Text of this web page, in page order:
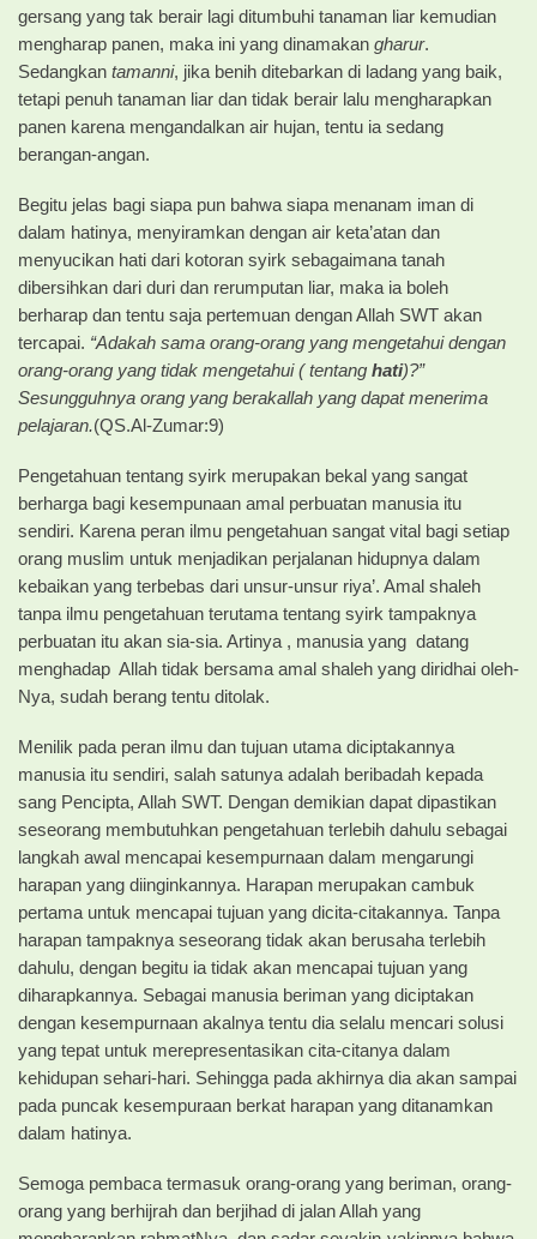
gersang yang tak berair lagi ditumbuhi tanaman liar kemudian
mengharap panen, maka ini yang dinamakan gharur.
Sedangkan tamanni, jika benih ditebarkan di ladang yang baik,
tetapi penuh tanaman liar dan tidak berair lalu mengharapkan
panen karena mengandalkan air hujan, tentu ia sedang
berangan-angan.
Begitu jelas bagi siapa pun bahwa siapa menanam iman di
dalam hatinya, menyiramkan dengan air keta’atan dan
menyucikan hati dari kotoran syirk sebagaimana tanah
dibersihkan dari duri dan rerumputan liar, maka ia boleh
berharap dan tentu saja pertemuan dengan Allah SWT akan
tercapai. “Adakah sama orang-orang yang mengetahui dengan
orang-orang yang tidak mengetahui ( tentang hati)?”
Sesungguhnya orang yang berakallah yang dapat menerima
pelajaran.(QS.Al-Zumar:9)
Pengetahuan tentang syirk merupakan bekal yang sangat
berharga bagi kesempunaan amal perbuatan manusia itu
sendiri. Karena peran ilmu pengetahuan sangat vital bagi setiap
orang muslim untuk menjadikan perjalanan hidupnya dalam
kebaikan yang terbebas dari unsur-unsur riya’. Amal shaleh
tanpa ilmu pengetahuan terutama tentang syirk tampaknya
perbuatan itu akan sia-sia. Artinya , manusia yang datang
menghadap Allah tidak bersama amal shaleh yang diridhai oleh-
Nya, sudah berang tentu ditolak.
Menilik pada peran ilmu dan tujuan utama diciptakannya
manusia itu sendiri, salah satunya adalah beribadah kepada
sang Pencipta, Allah SWT. Dengan demikian dapat dipastikan
seseorang membutuhkan pengetahuan terlebih dahulu sebagai
langkah awal mencapai kesempurnaan dalam mengarungi
harapan yang diinginkannya. Harapan merupakan cambuk
pertama untuk mencapai tujuan yang dicita-citakannya. Tanpa
harapan tampaknya seseorang tidak akan berusaha terlebih
dahulu, dengan begitu ia tidak akan mencapai tujuan yang
diharapkannya. Sebagai manusia beriman yang diciptakan
dengan kesempurnaan akalnya tentu dia selalu mencari solusi
yang tepat untuk merepresentasikan cita-citanya dalam
kehidupan sehari-hari. Sehingga pada akhirnya dia akan sampai
pada puncak kesempuraan berkat harapan yang ditanamkan
dalam hatinya.
Semoga pembaca termasuk orang-orang yang beriman, orang-
orang yang berhijrah dan berjihad di jalan Allah yang